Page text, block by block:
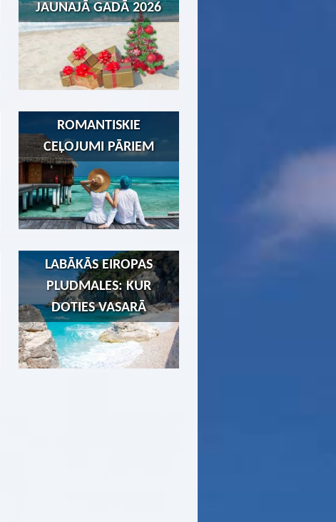
JAUNAJĀ GADĀ 2026
ROMANTISKIE
CEĻOJUMI PĀRIEM
LABĀKĀS EIROPAS
PLUDMALES: KUR
DOTIES VASARĀ